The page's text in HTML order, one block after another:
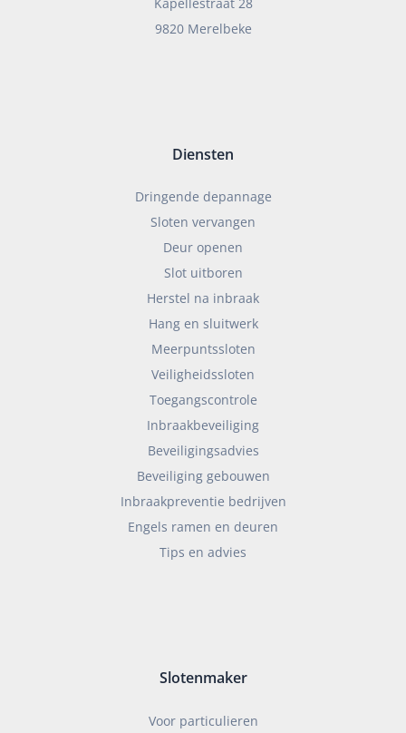
9820 Merelbeke
Diensten
Dringende depannage
Sloten vervangen
Deur openen
Slot uitboren
Herstel na inbraak
Hang en sluitwerk
Meerpuntssloten
Veiligheidssloten
Toegangscontrole
Inbraakbeveiliging
Beveiligingsadvies
Beveiliging gebouwen
Inbraakpreventie bedrijven
Engels ramen en deuren
Tips en advies
Slotenmaker
Voor particulieren